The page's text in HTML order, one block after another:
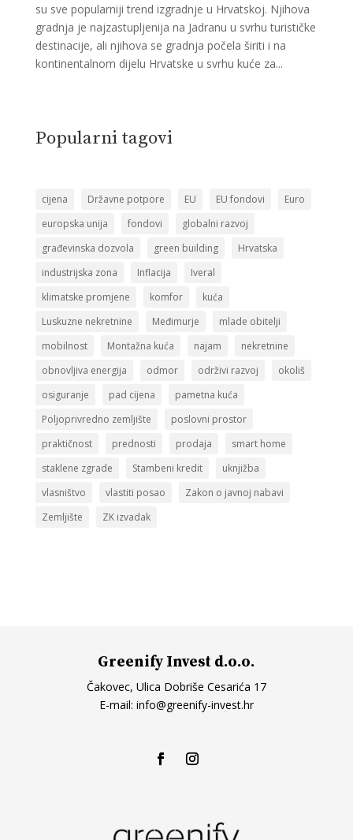
su sve popularniji trend izgradnje u Hrvatskoj. Njihova
gradnja je najzastupljenija na Jadranu u svrhu turističke
destinacije, ali njihova se gradnja počela širiti i na
kontinentalnom dijelu Hrvatske u svrhu kuće za...
Popularni tagovi
cijena Državne potpore EU EU fondovi
Euro
europska unija
fondovi
globalni razvoj
građevinska dozvola
green building
Hrvatska
industrijska zona
Inflacija
Iveral
klimatske promjene
komfor
kuća
Luskuzne nekretnine
Međimurje
mlade obitelji
mobilnost
Montažna kuća najam
nekretnine
obnovljiva energija
odmor održivi razvoj
okoliš
osiguranje
pad cijena
pametna kuća
Poljoprivredno zemljište
poslovni prostor
praktičnost
prednosti prodaja
smart home
staklene zgrade
Stambeni kredit
uknjižba
vlasništvo
vlastiti posao
Zakon o javnoj nabavi
Zemljište
ZK izvadak
Greenify Invest d.o.o.
Čakovec, Ulica Dobriše Cesarića 17
E-mail: info@greenify-invest.hr